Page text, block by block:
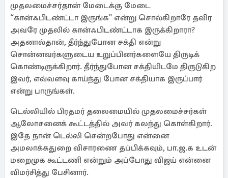
முதலமைச்சர்தான் மேடைக்கு மேடை
“கான்ஃபிடண்ட்டா இருங்க" என்று சொல்கிறாரே தவிர
அவரே முதலில் கான்ஃபிடண்ட்டாக இருக்கிறாரா?
அதனால்தான், தீர்ந்துபோன சக்தி என்று
சொன்னவர்களுடைய உறுப்பினர்களையே திருடிக்
கொண்டிருக்கிறார். தீர்ந்துபோன சக்தியிடமே திருடுகிற
இவர், எவ்வளவு காய்ந்து போன சக்தியாக இருப்பார்
என்று பாருங்கள்.
டெல்லியில் பிரதமர் தலைமையில் முதலமைச்சர்கள்
ஆலோசனைக் கூட்டத்தில் அவர் கலந்து கொள்கிறார்.
இதே நான் டெல்லி சென்றபோது என்னை
அமலாக்கதுறை விசாரணை தப்பிக்கவும், பா.ஜ.க உடன்
மறைமுக கூட்டணி என்றும் அப்போது விஜய் என்னை
விமர்சித்து பேசினார்.